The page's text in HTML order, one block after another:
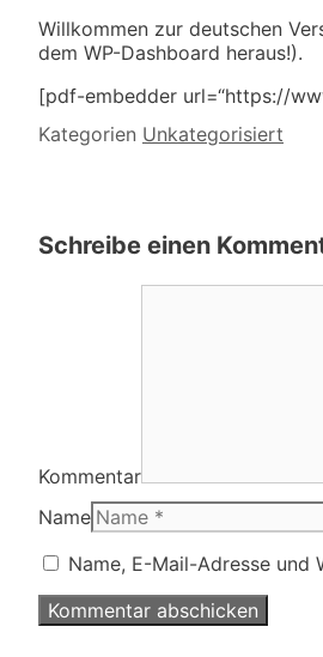
Willkommen zur deutschen
dem WP-Dashboard heraus!).
[pdf-embedder url=“https://
Kategorien Unkategorisiert
Schreibe einen
Kommentar
Name
Name, E-Mail-Adresse und